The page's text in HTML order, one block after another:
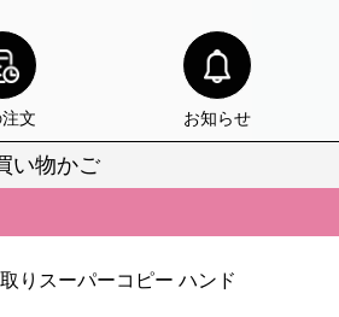
文 お知らせ
い物かご
りスーパーコピー ハンド